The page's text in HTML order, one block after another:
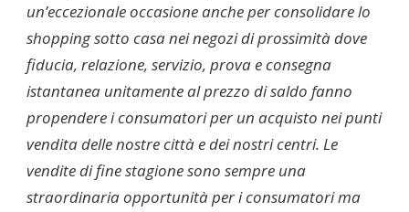
un’eccezionale occasione anche per consolidare lo
shopping sotto casa nei negozi di prossimità dove
fiducia, relazione, servizio, prova e consegna
istantanea unitamente al prezzo di saldo fanno
propendere i consumatori per un acquisto nei punti
vendita delle nostre città e dei nostri centri. Le
vendite di fine stagione sono sempre una
straordinaria opportunità per i consumatori ma